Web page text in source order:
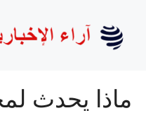
المحتوى
ماذا يحدث